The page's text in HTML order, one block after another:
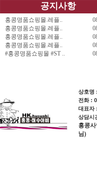
공지사항
홍콩명품쇼핑몰.레플..
홍콩명품쇼핑몰.레플..
홍콩명품쇼핑몰.레플..
홍콩명품쇼핑몰.레플..
#홍콩명품쇼핑몰 #ST ..
상호명
전화 :
대표자
상담시
홍콩
님)